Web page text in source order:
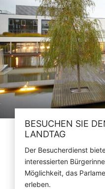
BESUCHEN SIE
LANDTAG
Der Besucherdienst
interessierten
Möglichkeit, das
erleben.